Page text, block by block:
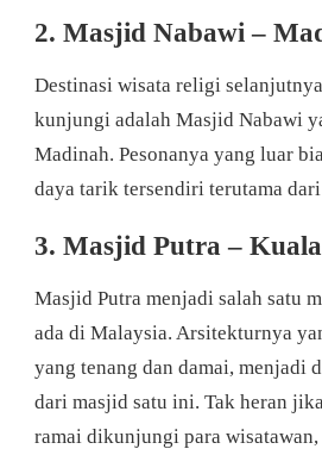
2. Masjid Nabawi –
Destinasi wisata religi
kunjungi adalah Masjid Nabawi
Madinah. Pesonanya yang luar
daya tarik tersendiri terutama
3. Masjid Putra –
Masjid Putra menjadi salah satu
ada di Malaysia. Arsitekturnya
yang tenang dan damai, menjadi
dari masjid satu ini. Tak heran
ramai dikunjungi para